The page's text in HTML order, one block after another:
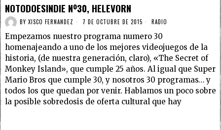
NOTODOESINDIE Nº30, HELEVORN
BY XISCO FERNANDEZ 7 DE OCTUBRE DE 2015 RADIO
Empezamos nuestro programa numero 30
homenajeando a uno de los mejores videojuegos de la
historia, (de nuestra generación, claro), «The Secret of
Monkey Island», que cumple 25 años. Al igual que Super
Mario Bros que cumple 30, y nosotros 30 programas… y
todos los que quedan por venir. Hablamos un poco sobre
la posible sobredosis de oferta cultural que hay